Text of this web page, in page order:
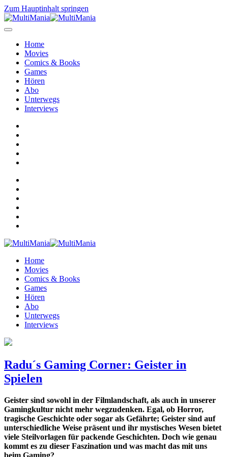
Zum Hauptinhalt springen
Home
Movies
Comics & Books
Games
Hören
Abo
Unterwegs
Interviews
Home
Movies
Comics & Books
Games
Hören
Abo
Unterwegs
Interviews
Radu´s Gaming Corner: Geister in
Spielen
Geister sind sowohl in der Filmlandschaft, als auch in unserer
Gamingkultur nicht mehr wegzudenken. Egal, ob Horror,
tragische Geschichte oder sogar als Gefährte; Geister sind auf
unterschiedliche Weise präsent und ihr mystisches Wesen bietet
viele Steilvorlagen für packende Geschichten. Doch wie genau
kommt es zu dieser Faszination und was macht das mit uns
beim Gaming?